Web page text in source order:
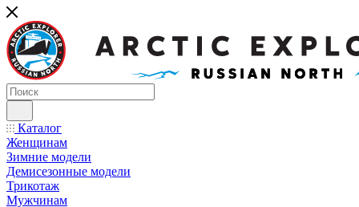
Каталог
Женщинам
Зимние модели
Демисезонные модели
Трикотаж
Мужчинам